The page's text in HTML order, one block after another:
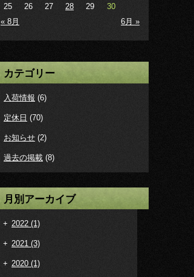
« 8月 6月 »
25
26 27 28 29 30
カテゴリー
入荷情報 (6)
定休日 (70)
お知らせ (2)
過去の掲載 (8)
月別アーカイブ
+ 2022 (1)
+ 2021 (3)
+ 2020 (1)